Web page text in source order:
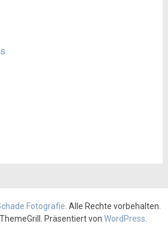
Fotografie . Alle Rechte vorbehalten.
Präsentiert von WordPress